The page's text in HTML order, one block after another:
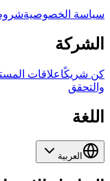
سياسة الخصوصية
الشركة
كن شريكًاعلاقات
والتحقق
اللغة
العربية